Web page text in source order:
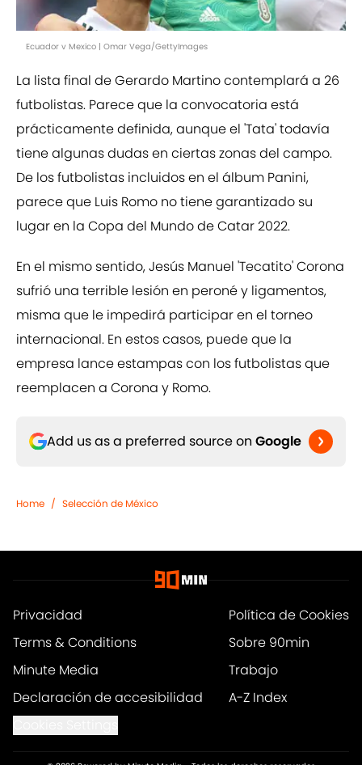
Ecuador v Mexico | Omar Vega/GettyImages
La lista final de Gerardo Martino contemplará a 26
futbolistas. Parece que la convocatoria está
prácticamente definida, aunque el 'Tata' todavía
tiene algunas dudas en ciertas zonas del campo.
De los futbolistas incluidos en el álbum Panini,
parece que Luis Romo no tiene garantizado su
lugar en la Copa del Mundo de Catar 2022.
En el mismo sentido, Jesús Manuel 'Tecatito' Corona
sufrió una terrible lesión en peroné y ligamentos,
misma que le impedirá participar en el torneo
internacional. En estos casos, puede que la
empresa lance estampas con los futbolistas que
reemplacen a Corona y Romo.
Add us as a preferred source on Google
Home / Selección de México
Privacidad
Política de Cookies
Terms & Conditions
Sobre 90min
Minute Media
Trabajo
Declaración de accesibilidad
A-Z Index